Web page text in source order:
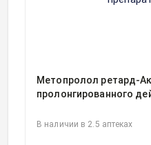
Метопролол ретард-
пролонгированного
30
В наличии в 2.5 аптеках